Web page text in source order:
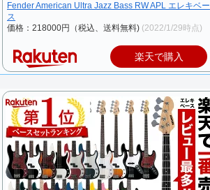
Fender American Ultra Jazz Bass RW APL エレキベー
ス
価格：218000円（税込、送料無料) (2022/1/29時点)
楽天で購入